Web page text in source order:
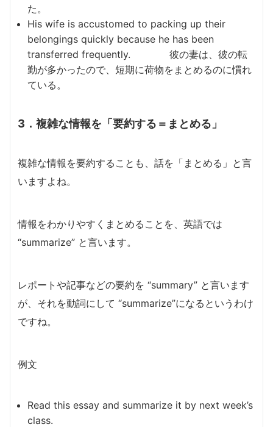
た。
His wife is accustomed to packing up their
belongings quickly because he has been
transferred frequently. 彼の妻は、彼の転
勤が多かったので、短期に荷物をまとめるのに慣れ
ている。
3．複雑な情報を「要約する＝まとめる」
複雑な情報を要約することも、話を「まとめる」と言
いますよね。
情報をわかりやすくまとめることを、英語では
“summarize” と言います。
レポートや記事などの要約を “summary” と言います
が、それを動詞にして “summarize”になるというわけ
ですね。
例文
Read this essay and summarize it by next week’s
class.